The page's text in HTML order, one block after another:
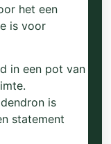
het een
is voor
in een pot van
is
statement